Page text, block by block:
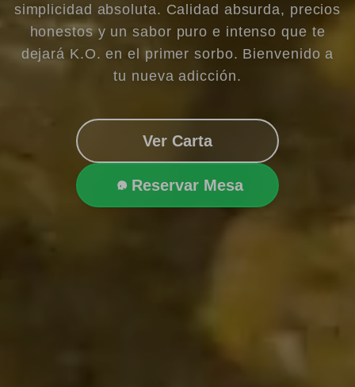
simplicidad absoluta. Calidad absurda, precios
honestos y un sabor puro e intenso que te
dejará K.O. en el primer sorbo. Bienvenido a
tu nueva adicción.
Ver Carta
Reservar Mesa